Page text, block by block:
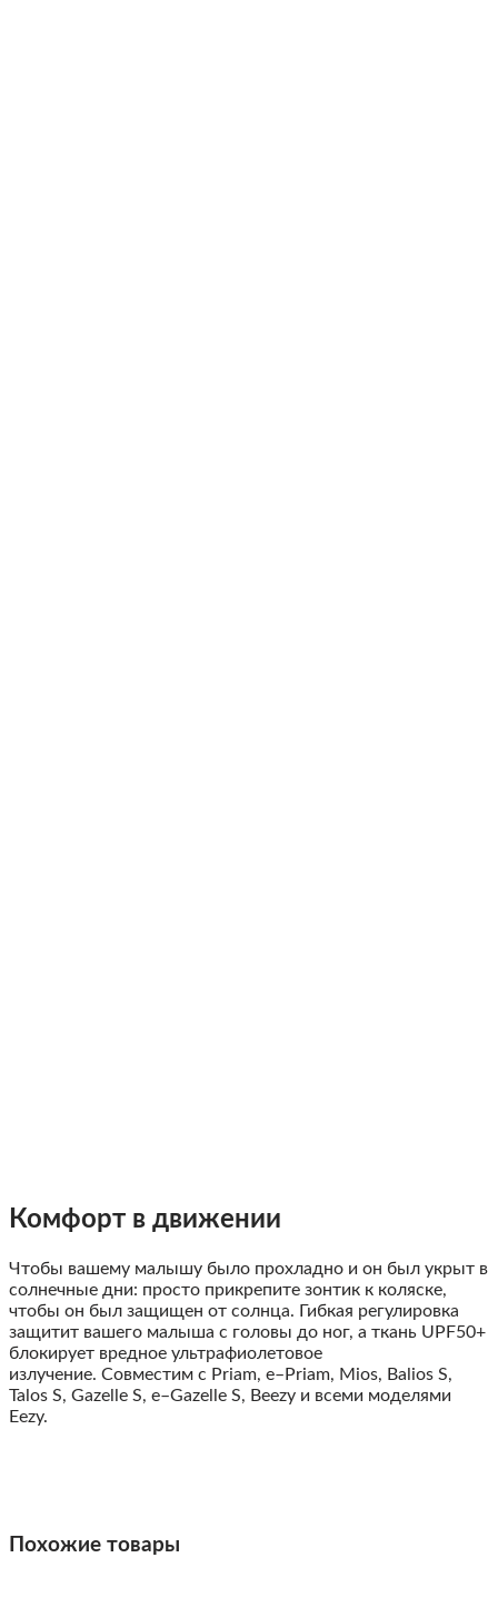
Комфорт в движении
Чтобы вашему малышу было прохладно и он был укрыт в
солнечные дни: просто прикрепите зонтик к коляске,
чтобы он был защищен от солнца. Гибкая регулировка
защитит вашего малыша с головы до ног, а ткань UPF50+
блокирует вредное ультрафиолетовое
излучение. Совместим с Priam, e– Priam, Mios, Balios S,
Talos S, Gazelle S, e–Gazelle S, Beezy и всеми моделями
Eezy.
Похожие товары